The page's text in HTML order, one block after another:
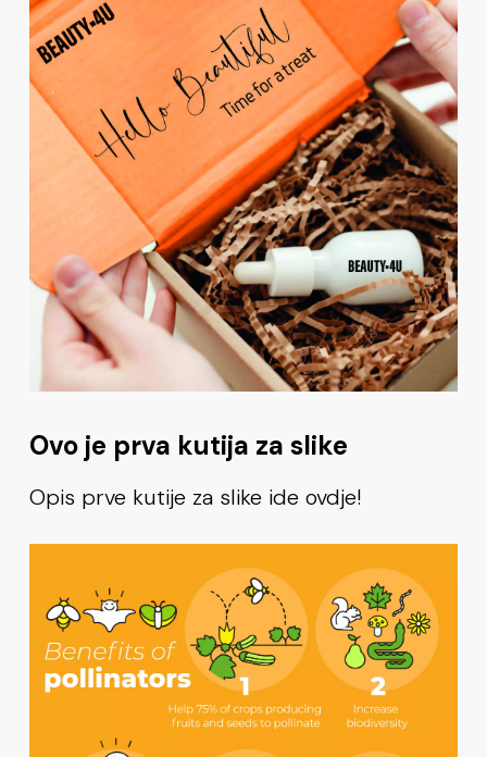
Ovo je prva kutija za slike
Opis prve kutije za slike ide ovdje!